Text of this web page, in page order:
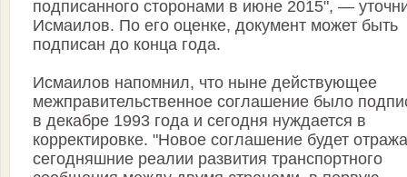
подписанного сторонами в июне 2015", —
Исмаилов. По его оценке, документ может быть
подписан до конца года.
Исмаилов напомнил, что ныне действующее
межправительственное соглашение было
в декабре 1993 года и сегодня нуждается в
корректировке. "Новое соглашение будет
сегодняшние реалии развития транспортного